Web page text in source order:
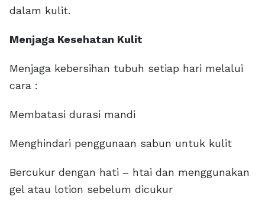
dalam kulit.
Menjaga Kesehatan Kulit
Menjaga kebersihan tubuh setiap hari melalui
cara :
Membatasi durasi mandi
Menghindari penggunaan sabun untuk kulit
Bercukur dengan hati – htai dan menggunakan
gel atau lotion sebelum dicukur